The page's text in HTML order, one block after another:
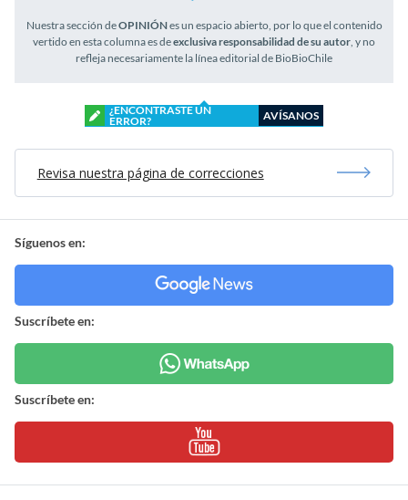
Nuestra sección deOPINIÓNes un espacio abierto, por lo que el contenido
vertido en esta columna es deexclusiva responsabilidad de su autor , y no
refleja necesariamente la línea editorial de BioBioChile
¿ENCONTRASTE UN
ERROR?
AVÍSANOS
Revisa nuestra página de correcciones
Síguenos en:
Suscríbete en:
Suscríbete en: